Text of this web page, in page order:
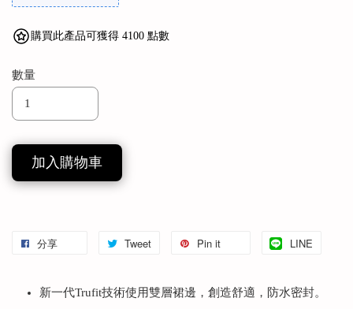
購買此產品可獲得 4100 點數
數量
加入購物車
分享 Tweet Pin it LINE
新一代Trufit技術使用雙層裙邊，創造舒適，防水密封。